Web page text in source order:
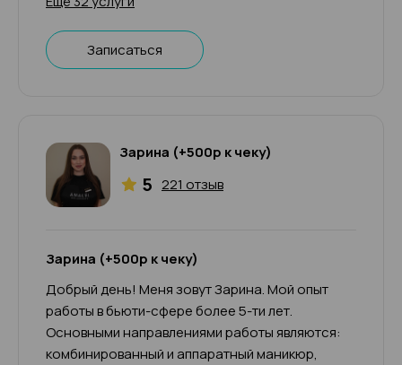
Записаться
Зарина (+500р к чеку)
5 221 отзыв
Зарина (+500р к чеку)
Добрый день! Меня зовут Зарина. Мой опыт
работы в бьюти-сфере более 5-ти лет.
Основными направлениями работы являются:
комбинированный и аппаратный маникюр,